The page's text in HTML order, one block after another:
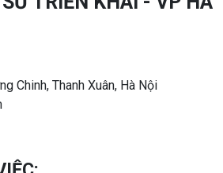
Chinh, Thanh Xuân, Hà Nội